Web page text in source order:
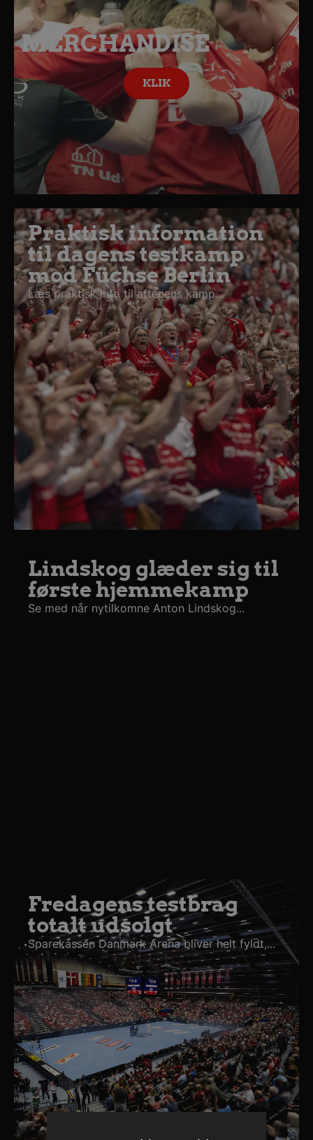
MERCHANDISE
KLIK
Praktisk information
til dagens testkamp
mod Füchse Berlin
Læs praktisk info til aftenens kamp...
Lindskog glæder sig til
første hjemmekamp
Se med når nytilkomne Anton Lindskog...
Fredagens testbrag
totalt udsolgt
Sparekassen Danmark Arena bliver helt fyldt,...